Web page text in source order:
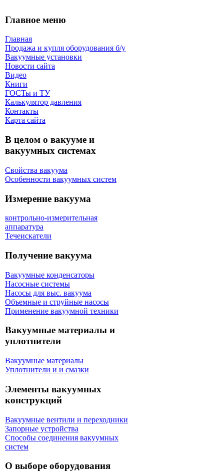
Главное меню
Главная
Продажа и купля оборудования б/y
Вакуумные установки
Новости сайта
Видео
Книги
ГОСТы и ТУ
Калькулятор давления
Контакты
Карта сaйта
В целом о вакууме и
вакуумных системах
Свойства вакуума
Особенности вакуумных систем
Измерение вакуума
контрольно-измерительная
аппаратура
Течеискатели
Получение вакуума
Вакуумные конденсаторы
Насосные системы
Насосы для выс. вакуума
Объемные и струйные насосы
Применение вакуумной техники
Вакуумные материалы и
уплотнители
Вакуумные материалы
Уплотнители и и смазки
Элементы вакуумных
конструкций
Вакуумные вентили и переходники
Запорные устройства
Способы соединения вакуумных
систем
О выборе оборудования